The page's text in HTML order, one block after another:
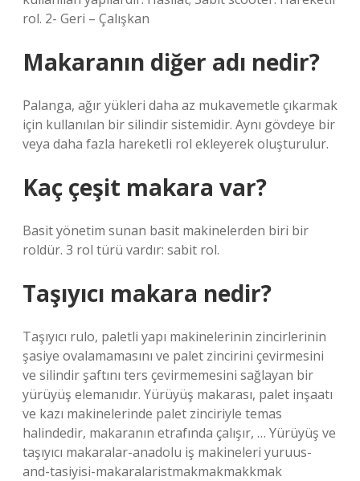
rol. 2- Geri – Çalışkan
Makaranın diğer adı nedir?
Palanga, ağır yükleri daha az mukavemetle çıkarmak
için kullanılan bir silindir sistemidir. Aynı gövdeye bir
veya daha fazla hareketli rol ekleyerek oluşturulur.
Kaç çeşit makara var?
Basit yönetim sunan basit makinelerden biri bir
roldür. 3 rol türü vardır: sabit rol.
Taşıyıcı makara nedir?
Taşıyıcı rulo, paletli yapı makinelerinin zincirlerinin
şasiye ovalamamasını ve palet zincirini çevirmesini
ve silindir şaftını ters çevirmemesini sağlayan bir
yürüyüş elemanıdır. Yürüyüş makarası, palet inşaatı
ve kazı makinelerinde palet zinciriyle temas
halindedir, makaranın etrafında çalışır, … Yürüyüş ve
taşıyıcı makaralar-anadolu iş makineleri yuruus-
and-tasiyisi-makaralaristmakmakmakkmak